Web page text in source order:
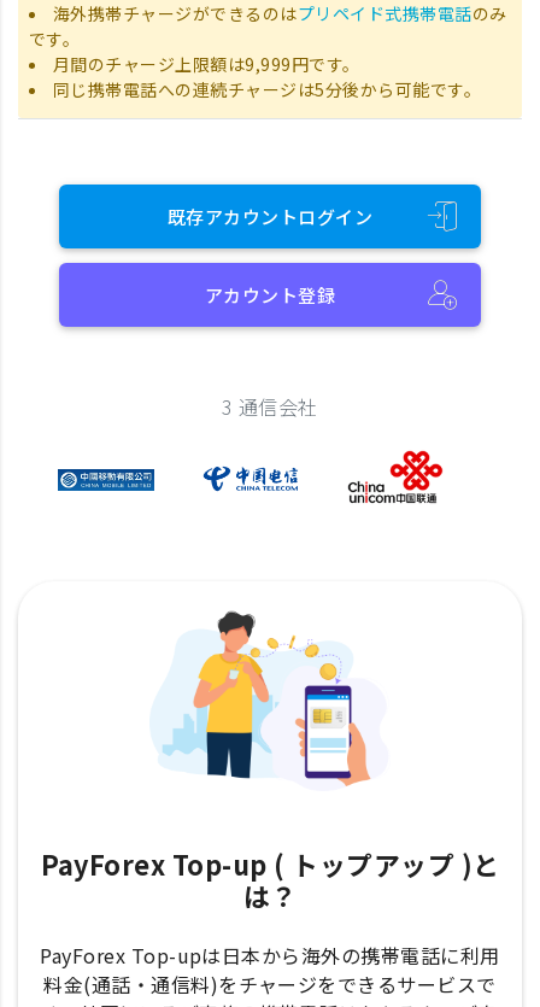
海外携帯チャージができるのはプリペイド式携帯電話のみ
です。
月間のチャージ上限額は9,999円です。
同じ携帯電話への連続チャージは5分後から可能です。
既存アカウントログイン
アカウント登録
3 通信会社
PayForex Top-up ( トップアップ )と
は？
PayForex Top-upは日本から海外の携帯電話に利用
料金(通話・通信料)をチャージをできるサービスで